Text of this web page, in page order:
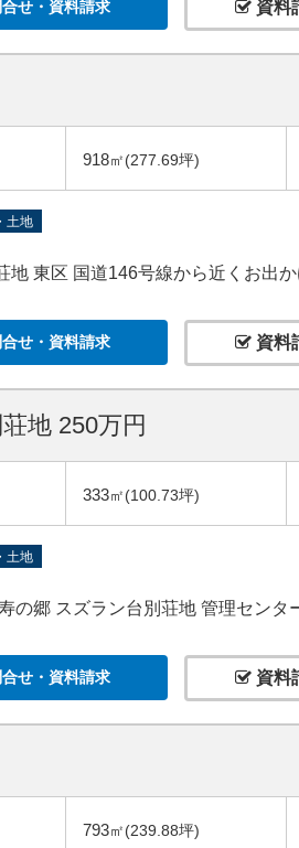
せ・資料請求 資料
918㎡(277.69坪)
土地
地 東区 国道146号線から近くお出
せ・資料請求 資料
地 250万円
333㎡(100.73坪)
土地
の郷 スズラン台別荘地 管理セン
せ・資料請求 資料
793㎡(239.88坪)